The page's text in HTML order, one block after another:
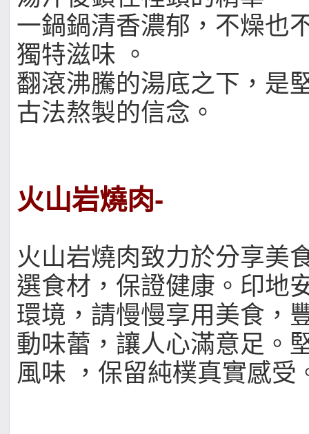
一鍋鍋清香濃郁，不燥也
獨特滋味 。
翻滾沸騰的湯底之下，是
古法熬製的信念。
火山岩燒肉-
火山岩燒肉致力於分享美
選食材，保證健康。印地
環境，請慢慢享用美食，
動味蕾，讓人心滿意足。
風味 ，保留純樸真實感受